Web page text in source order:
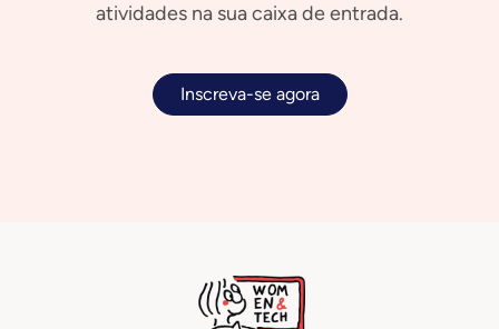
atividades na sua caixa de entrada.
Inscreva-se agora